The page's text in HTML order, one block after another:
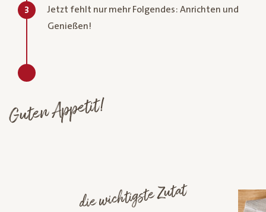
3
Jetzt fehlt nur mehr Folgendes: Anrichten und
Genießen!
Guten Appetit!
die wichtigste Zutat